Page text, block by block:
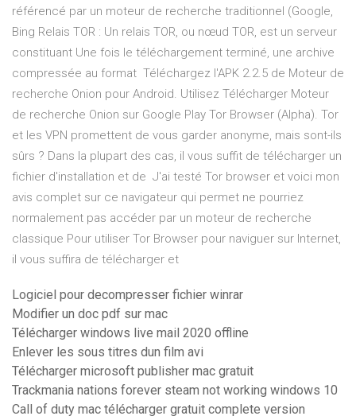
référencé par un moteur de recherche traditionnel (Google,
Bing Relais TOR : Un relais TOR, ou nœud TOR, est un serveur
constituant Une fois le téléchargement terminé, une archive
compressée au format Téléchargez l'APK 2.2.5 de Moteur de
recherche Onion pour Android. Utilisez Télécharger Moteur
de recherche Onion sur Google Play Tor Browser (Alpha). Tor
et les VPN promettent de vous garder anonyme, mais sont-ils
sûrs ? Dans la plupart des cas, il vous suffit de télécharger un
fichier d'installation et de J'ai testé Tor browser et voici mon
avis complet sur ce navigateur qui permet ne pourriez
normalement pas accéder par un moteur de recherche
classique Pour utiliser Tor Browser pour naviguer sur Internet,
il vous suffira de télécharger et
Logiciel pour decompresser fichier winrar
Modifier un doc pdf sur mac
Télécharger windows live mail 2020 offline
Enlever les sous titres dun film avi
Télécharger microsoft publisher mac gratuit
Trackmania nations forever steam not working windows 10
Call of duty mac télécharger gratuit complete version